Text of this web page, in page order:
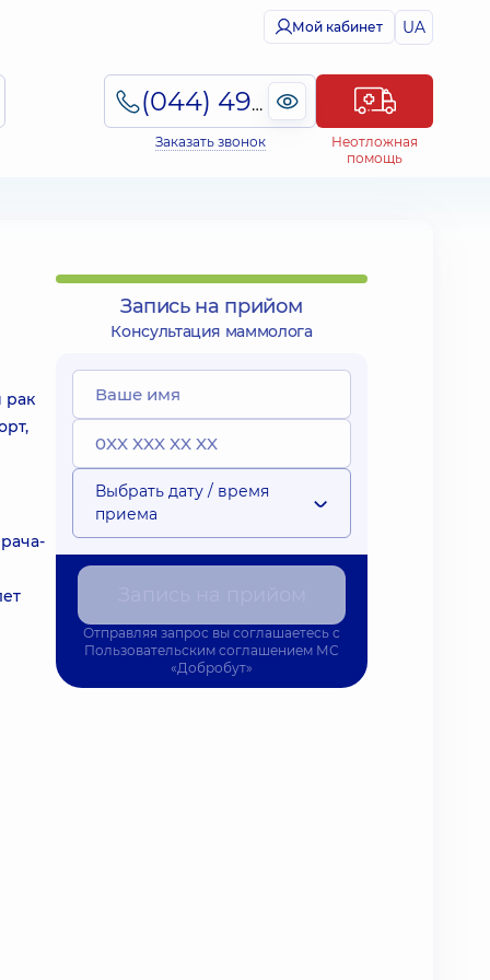
Мой кабинет UA
(044) 495-2-888
Заказать звонок
Неотложная
помощь
рак
Запись на прийом
Консультация маммолога
Выбрать дату / время
приема
Отправляя запрос вы соглашаетесь с
Пользовательским соглашением МС
«Добробут»